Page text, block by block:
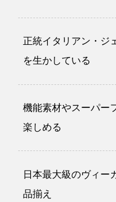
正統イタリアン・ジ
を生かしている
機能素材やスーパー
楽しめる
日本最大級のヴィー
品揃え